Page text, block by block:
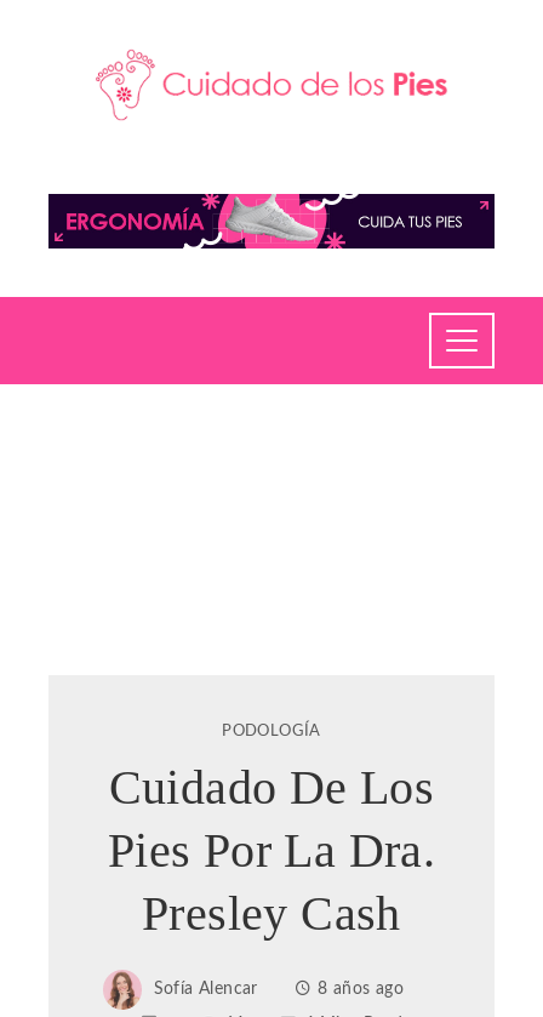
PODOLOGÍA
Cuidado De Los
Pies Por La Dra.
Presley Cash
Sofía Alencar
8 años ago